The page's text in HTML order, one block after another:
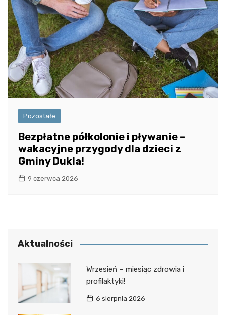
Pozostałe
Bezpłatne półkolonie i pływanie –
wakacyjne przygody dla dzieci z
Gminy Dukla!
9 czerwca 2026
Aktualności
Wrzesień – miesiąc zdrowia i
profilaktyki!
6 sierpnia 2026